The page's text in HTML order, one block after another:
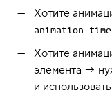
Хотите
animation-
Хотите
элемента →
и